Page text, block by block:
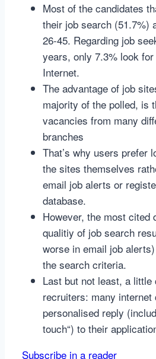
Most of the candidates
their job search (51.7%)
26-45. Regarding job
years, only 7.3% look
Internet.
The advantage of job
majority of the polled, is
vacancies from many
branches
That’s why users prefer
the sites themselves
email job alerts or
database.
However, the most cited
qualitiy of job search
worse in email job
the search criteria.
Last but not least, a little
recruiters: many
personalised reply
touch“) to their
Subscribe in a reader